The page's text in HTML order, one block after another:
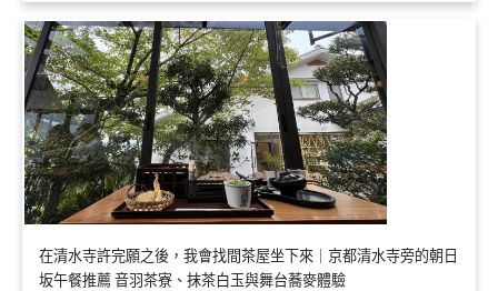
在清水寺許完願之後，我會找間茶屋坐下來｜京都清水寺旁的朝日
坂午餐推薦 音羽茶寮、抹茶白玉與舞台蕎麥體驗